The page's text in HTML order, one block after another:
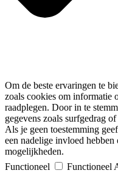
Om de beste ervaringen te
zoals cookies om informatie
raadplegen. Door in te
gegevens zoals surfgedrag
Als je geen toestemming
een nadelige invloed hebben
mogelijkheden.
Functioneel
Functioneel